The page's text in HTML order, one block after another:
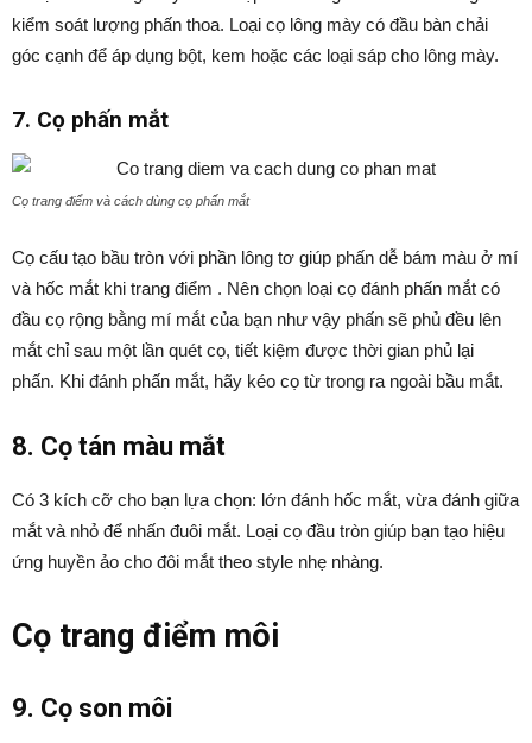
kiểm soát lượng phấn thoa. Loại cọ lông mày có đầu bàn chải
góc cạnh để áp dụng bột, kem hoặc các loại sáp cho lông mày.
7. Cọ phấn mắt
Cọ trang điểm và cách dùng cọ phấn mắt
Cọ cấu tạo bầu tròn với phần lông tơ giúp phấn dễ bám màu ở mí
và hốc mắt khi trang điểm . Nên chọn loại cọ đánh phấn mắt có
đầu cọ rộng bằng mí mắt của bạn như vậy phấn sẽ phủ đều lên
mắt chỉ sau một lần quét cọ, tiết kiệm được thời gian phủ lại
phấn. Khi đánh phấn mắt, hãy kéo cọ từ trong ra ngoài bầu mắt.
8. Cọ tán màu mắt
Có 3 kích cỡ cho bạn lựa chọn: lớn đánh hốc mắt, vừa đánh giữa
mắt và nhỏ để nhấn đuôi mắt. Loại cọ đầu tròn giúp bạn tạo hiệu
ứng huyền ảo cho đôi mắt theo style nhẹ nhàng.
Cọ trang điểm môi
9. Cọ son môi